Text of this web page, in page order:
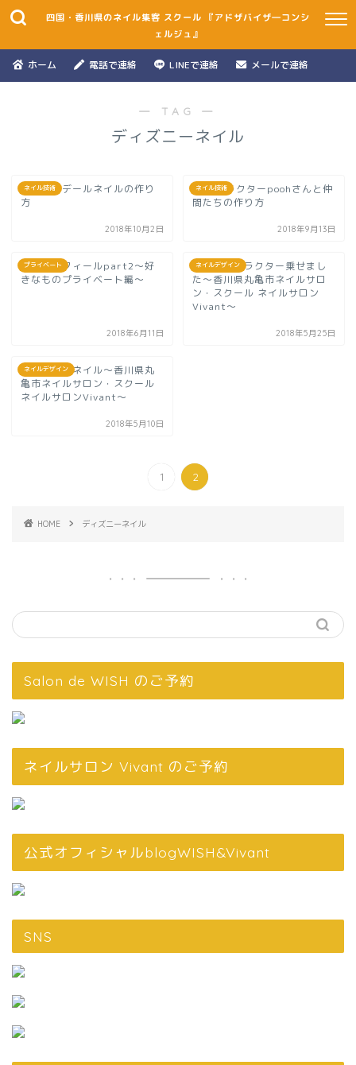
四国・香川県のネイル集客 スクール 『アドザバイザ―コンシ
ェルジュ』
ホーム 電話で連絡 LINEで連絡 メールで連絡
― TAG ―
ディズニーネイル
ネイル技術
チップ＆デールネイルの作り
方
2018年10月2日
ネイル技術
3Dキャラクターpoohさんと仲
間たちの作り方
2018年9月13日
プライベート
私のプロフィールpart2～好
きなものプライベート編～
2018年6月11日
ネイルデザイン
超立体キャラクター乗せまし
た～香川県丸亀市ネイルサロ
ン・スクール ネイルサロン
Vivant～
2018年5月25日
ネイルデザイン
ディズニーネイル～香川県丸
亀市ネイルサロン・スクール
ネイルサロンVivant～
2018年5月10日
1 2
HOME ディズニーネイル
Salon de WISH のご予約
ネイルサロン Vivant のご予約
公式オフィシャルblogWISH&Vivant
SNS